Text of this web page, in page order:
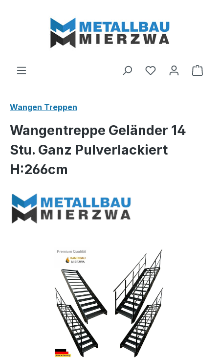
Du hast 0
Wangen Treppen
Wangentreppe Geländer 14
Stu. Ganz Pulverlackiert
H:266cm
Bildergalerie überspringen